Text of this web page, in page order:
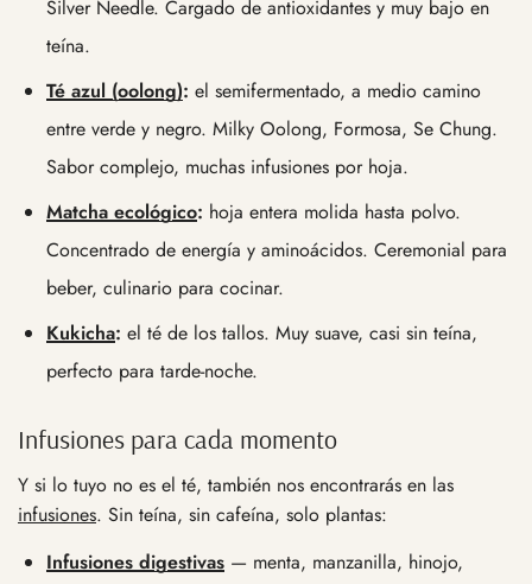
Silver Needle. Cargado de antioxidantes y muy bajo en
teína.
Té azul (oolong): el semifermentado, a medio camino
entre verde y negro. Milky Oolong, Formosa, Se Chung.
Sabor complejo, muchas infusiones por hoja.
Matcha ecológico: hoja entera molida hasta polvo.
Concentrado de energía y aminoácidos. Ceremonial para
beber, culinario para cocinar.
Kukicha: el té de los tallos. Muy suave, casi sin teína,
perfecto para tarde-noche.
Infusiones para cada momento
Y si lo tuyo no es el té, también nos encontrarás en las
infusiones. Sin teína, sin cafeína, solo plantas:
Infusiones digestivas — menta, manzanilla, hinojo,